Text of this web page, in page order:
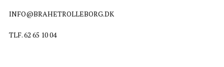
INFO@BRAHETROLLEBORG.DK
TLF. 62 65 10 04